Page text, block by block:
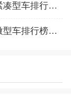
2025年2月全国国产轿车销量紧凑型车排行榜完整版(批发量
2025年6月全国国产轿车销量微型车排行榜完整版(出口量